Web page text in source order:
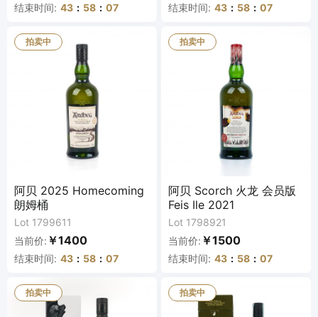
结束时间: 43 : 58 : 07 结束时间: 43 : 58 : 07
拍卖中
阿贝 2025 Homecoming
朗姆桶
Lot 1799611
当前价: ￥1400
结束时间: 43 : 58 : 07
拍卖中
阿贝 Scorch 火龙 会员版
Feis Ile 2021
Lot 1798921
当前价: ￥1500
结束时间: 43 : 58 : 07
拍卖中 拍卖中